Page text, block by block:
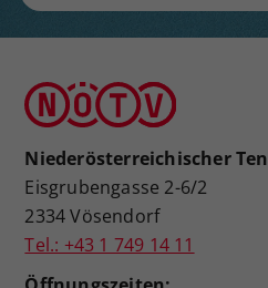
Niederösterreichischer
Eisgrubengasse 2-6/2
2334 Vösendorf
Tel.: +43 1 749 14 11